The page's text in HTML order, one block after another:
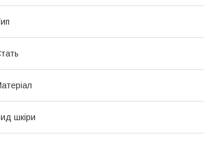
шкіри